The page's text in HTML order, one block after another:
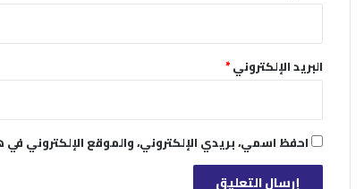
البريد الإلكتروني*
احفظ اسمي، بريدي الإلكتروني، والموقع الإلكتروني